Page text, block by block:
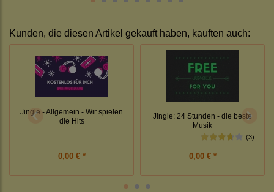
Kunden, die diesen Artikel gekauft haben, kauften auch:
Jingle - Allgemein - Wir spielen
die Hits
0,00 € *
Jingle: 24 Stunden - die beste
Musik
(3)
0,00 € *